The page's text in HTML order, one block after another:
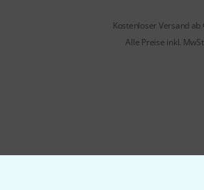
Kostenloser Versand ab
Alle Preise inkl.